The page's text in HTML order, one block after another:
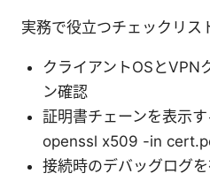
実務で役立つチェックリス
クライアントOSとVPN
ン確認
証明書チェーンを表示
openssl x509 -in
接続時のデバッグログ